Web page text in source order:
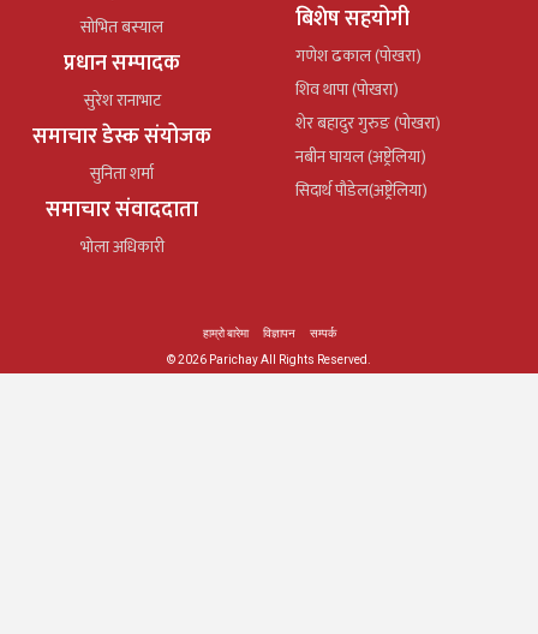
सोभित बस्याल
प्रधान सम्पादक
सुरेश रानाभाट
समाचार डेस्क संयोजक
सुनिता शर्मा
समाचार संवाददाता
भोला अधिकारी
बिशेष सहयोगी
गणेश ढकाल (पोखरा)
शिव थापा (पोखरा)
शेर बहादुर गुरुङ (पोखरा)
नबीन घायल (अष्ट्रेलिया)
सिदार्थ पौडेल(अष्ट्रेलिया)
हाम्रो बारेमा विज्ञापन
सम्पर्क
© 2026 Parichay All Rights Reserved.